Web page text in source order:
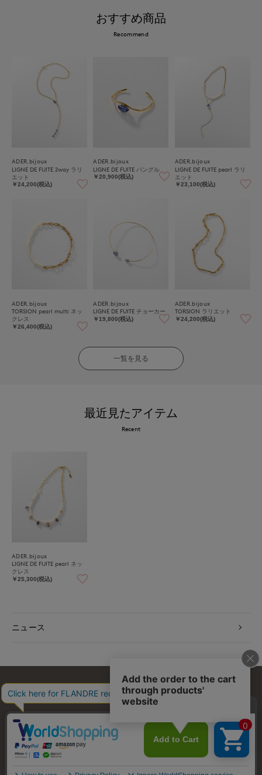
おすすめ商品
Recommend
ADER.bijoux
LIGNE DE FUITE 2way ラリ
エット
￥24,200(税込)
ADER.bijoux
LIGNE DE FUITE バングル
￥20,900(税込)
ADER.bijoux
LIGNE DE FUITE pearl ラリ
エット
￥23,100(税込)
ADER.bijoux
TORSION pearl multi ネッ
クレス
￥26,400(税込)
ADER.bijoux
LIGNE DE FUITE チョーカー
￥19,800(税込)
ADER.bijoux
TORSION ラリエット
￥24,200(税込)
一覧を見る
最近見たアイテム
Recent
ADER.bijoux
LIGNE DE FUITE pearl ネッ
クレス
￥25,300(税込)
ニュース
お問い合わせ 利用規約 会社概要 プライバシーポリシー
特定商取引・古物営業法に基づく表示 店舗リスト